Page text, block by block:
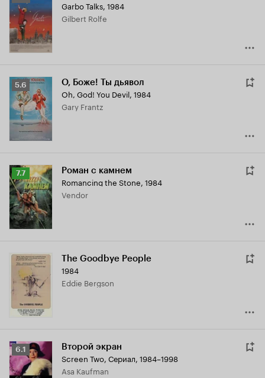
Кинопоиска
6.2
Garbo Talks, 1984
Gilbert Rolfe
Рейтинг
Кинопоиска
5.6
5.6 О, Боже! Ты дьявол
Oh, God! You Devil, 1984
Gary Frantz
Рейтинг
Кинопоиска
7.7
7.7 Роман с камнем
Romancing the Stone, 1984
Vendor
The Goodbye People
1984
Eddie Bergson
Рейтинг
Кинопоиска
6.1
6.1 Второй экран
Screen Two, Сериал, 1984–1998
Asa Kaufman